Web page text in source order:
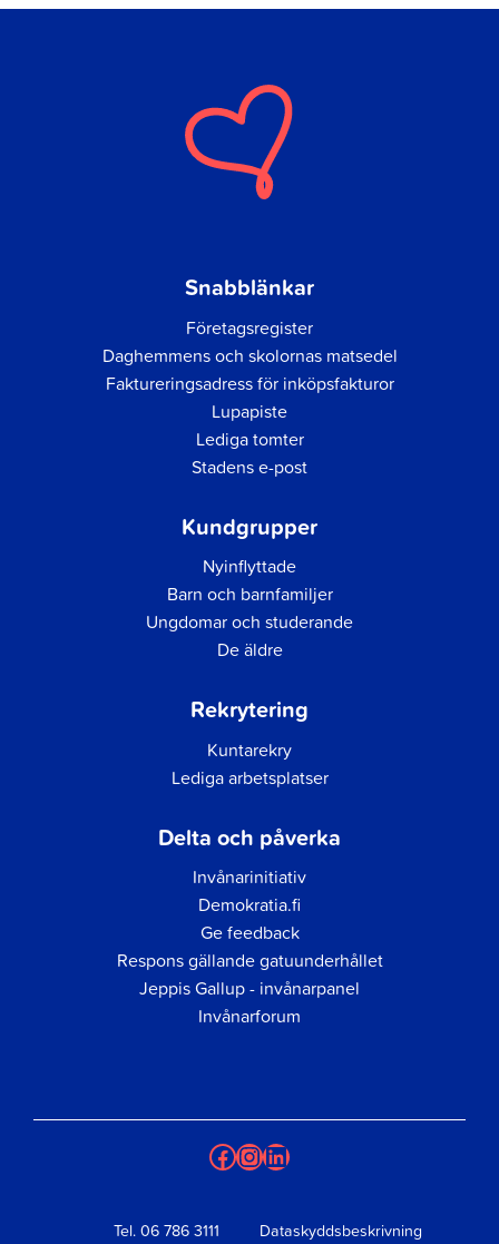
Snabblänkar
Företagsregister
Daghemmens och skolornas matsedel
Faktureringsadress för inköpsfakturor
Lupapiste
Lediga tomter
Stadens e-post
Kundgrupper
Nyinflyttade
Barn och barnfamiljer
Ungdomar och studerande
De äldre
Rekrytering
Kuntarekry
Lediga arbetsplatser
Delta och påverka
Invånarinitiativ
Demokratia.fi
Ge feedback
Respons gällande gatuunderhållet
Jeppis Gallup - invånarpanel
Invånarforum
Facebook
Instagram
LinkedIn
Tel. 06 786 3111 Dataskyddsbeskrivning